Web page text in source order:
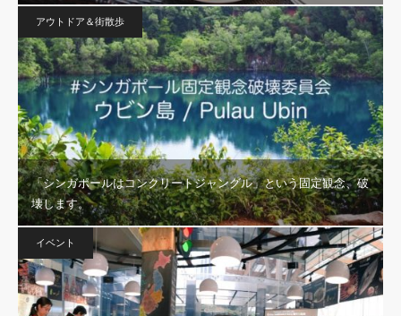
アウトドア＆街散歩
「シンガポールはコンクリートジャングル」という固定観念、破
壊します。
イベント